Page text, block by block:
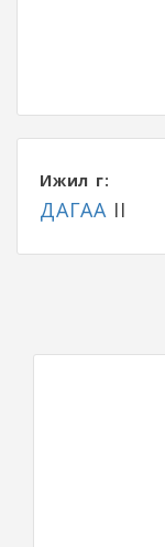
Ижил үг:
ДАГАА II